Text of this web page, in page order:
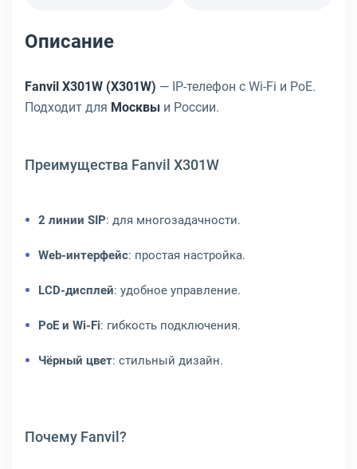
Описание
Fanvil X301W (X301W) — IP-телефон с Wi-Fi и PoE.
Подходит для Москвы и России.
Преимущества Fanvil X301W
2 линии SIP: для многозадачности.
Web-интерфейс: простая настройка.
LCD-дисплей: удобное управление.
PoE и Wi-Fi: гибкость подключения.
Чёрный цвет: стильный дизайн.
Почему Fanvil?